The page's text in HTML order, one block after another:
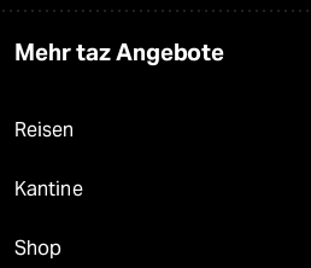
Mehr taz Angebote
Reisen
Kantine
Shop